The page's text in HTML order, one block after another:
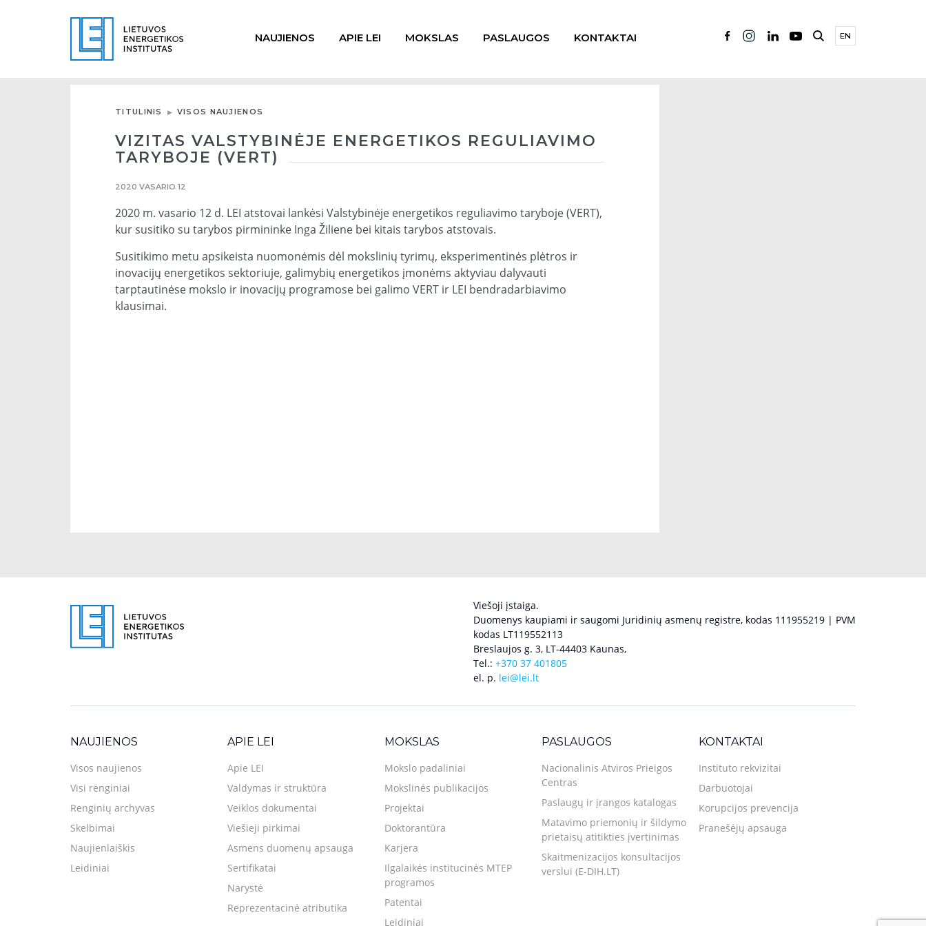
NAUJIENOS APIE LEI MOKSLAS PASLAUGOS KONTAKTAI EN
TITULINIS VISOS NAUJIENOS
VIZITAS VALSTYBINĖJE ENERGETIKOS REGULIAVIMO
TARYBOJE (VERT)
2020 VASARIO 12
2020 m. vasario 12 d. LEI atstovai lankėsi Valstybinėje energetikos reguliavimo taryboje (VERT),
kur susitiko su tarybos pirmininke Inga Žiliene bei kitais tarybos atstovais.
Susitikimo metu apsikeista nuomonėmis dėl mokslinių tyrimų, eksperimentinės plėtros ir
inovacijų energetikos sektoriuje, galimybių energetikos įmonėms aktyviau dalyvauti
tarptautinėse mokslo ir inovacijų programose bei galimo VERT ir LEI bendradarbiavimo
klausimai.
Viešoji įstaiga.
Duomenys kaupiami ir saugomi Juridinių asmenų registre, kodas 111955219 | PVM
kodas LT119552113
Breslaujos g. 3, LT-44403 Kaunas,
Tel.: +370 37 401805
el. p. lei@lei.lt
NAUJIENOS
Visos naujienos
Visi renginiai
Renginių archyvas
Skelbimai
Naujienlaiškis
Leidiniai
APIE LEI
Apie LEI
Valdymas ir struktūra
Veiklos dokumentai
Viešieji pirkimai
Asmens duomenų apsauga
Sertifikatai
Narystė
Reprezentacinė atributika
MOKSLAS
Mokslo padaliniai
Mokslinės publikacijos
Projektai
Doktorantūra
Karjera
Ilgalaikės institucinės MTEP
programos
Patentai
Leidiniai
PASLAUGOS
Nacionalinis Atviros Prieigos
Centras
Paslaugų ir įrangos katalogas
Matavimo priemonių ir šildymo
prietaisų atitikties įvertinimas
Skaitmenizacijos konsultacijos
verslui (E-DIH.LT)
KONTAKTAI
Instituto rekvizitai
Darbuotojai
Korupcijos prevencija
Pranešėjų apsauga